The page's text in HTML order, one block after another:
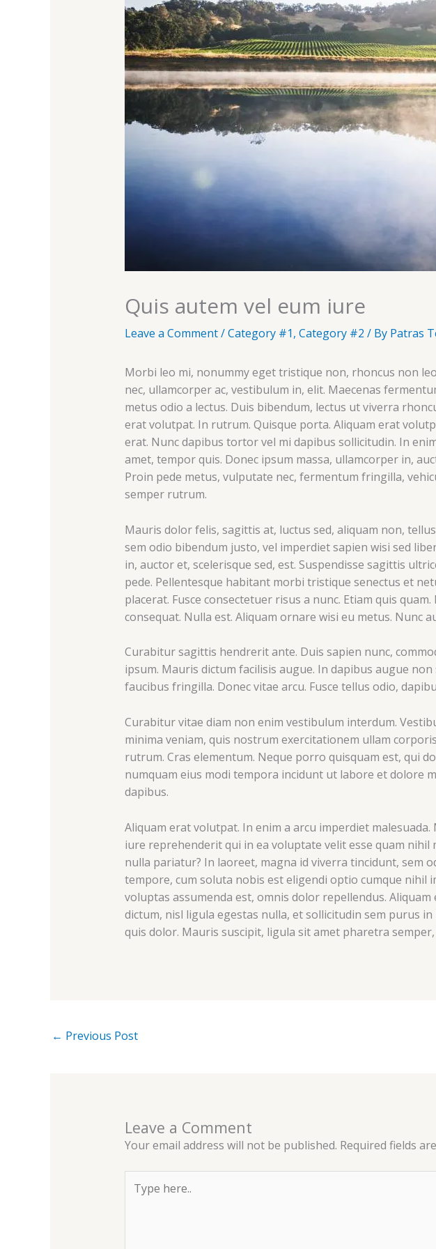
Quis autem vel eum iure
Leave a Comment/Category #1, Category #2 / By Patras
Morbi leo mi, nonummy eget tristique non, rhoncus non
nec, ullamcorper ac, vestibulum in, elit. Maecenas
metus odio a lectus. Duis bibendum, lectus ut viverra
erat volutpat. In rutrum. Quisque porta. Aliquam erat
erat. Nunc dapibus tortor vel mi dapibus sollicitudin. In
amet, tempor quis. Donec ipsum massa, ullamcorper in,
Proin pede metus, vulputate nec, fermentum fringilla,
semper rutrum.
Mauris dolor felis, sagittis at, luctus sed, aliquam non,
sem odio bibendum justo, vel imperdiet sapien wisi sed
in, auctor et, scelerisque sed, est. Suspendisse sagittis
pede. Pellentesque habitant morbi tristique senectus et
placerat. Fusce consectetuer risus a nunc. Etiam quis
consequat. Nulla est. Aliquam ornare wisi eu metus. Nunc
Curabitur sagittis hendrerit ante. Duis sapien nunc,
ipsum. Mauris dictum facilisis augue. In dapibus augue
faucibus fringilla. Donec vitae arcu. Fusce tellus odio,
Curabitur vitae diam non enim vestibulum interdum.
minima veniam, quis nostrum exercitationem ullam
rutrum. Cras elementum. Neque porro quisquam est, qui
numquam eius modi tempora incidunt ut labore et dolore
dapibus.
Aliquam erat volutpat. In enim a arcu imperdiet
iure reprehenderit qui in ea voluptate velit esse quam
nulla pariatur? In laoreet, magna id viverra tincidunt, sem
tempore, cum soluta nobis est eligendi optio cumque nihil
voluptas assumenda est, omnis dolor repellendus.
dictum, nisl ligula egestas nulla, et sollicitudin sem purus
quis dolor. Mauris suscipit, ligula sit amet pharetra
← Previous Post
Leave a Comment
Your email address will not be published. Required fields
here..